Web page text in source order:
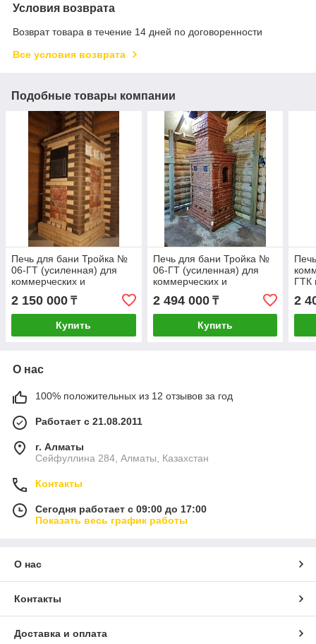
Условия возврата
Возврат товара в течение 14 дней по договоренности
Все условия возврата
Подобные товары компании
Печь для бани Тройка №
06-ГТ (усиленная) для
коммерческих и
общественных бань (25-
36м3). Тверь.
2 150 000 ₸
Купить
Печь для бани Тройка №
06-ГТ (усиленная) для
коммерческих и
общественных бань (50-
80м3). Тверь.
2 494 000₸
Купить
ГТК
2
О нас
100% положительных из 12 отзывов за год
Работает с 21.08.2011
г. Алматы
Сейфуллина 284, Алматы, Казахстан
Контакты
Сегодня работает с 09:00 до 17:00
Показать весь график работы
О нас
Контакты
Доставка и оплата